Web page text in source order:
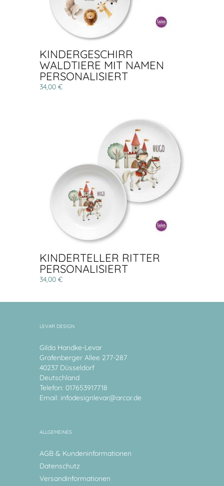
KINDERGESCHIRR
WALDTIERE MIT NAMEN
PERSONALISIERT
34,00 €
KINDERTELLER RITTER
PERSONALISIERT
34,00 €
LEVAR DESIGN
Gilda Handke-Levar
Grafenberger Allee 277-287
40237 Düsseldorf
Deutschland
Telefon: 017653917718
Email: infodesignlevar@arcor.de
ALLGEMEINES
AGB & Kundeninformationen
Datenschutz
Versandinformationen